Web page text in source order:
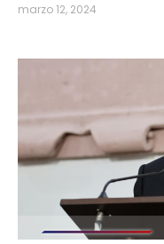
marzo 12, 2024